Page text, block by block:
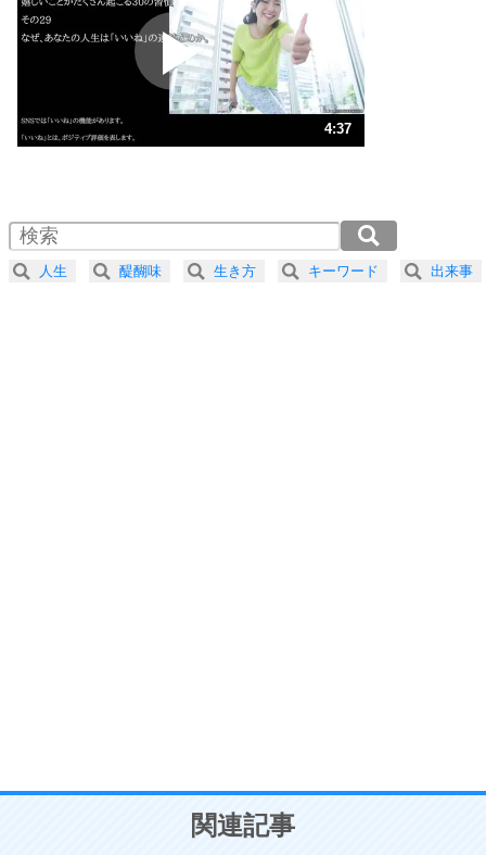
プラス思考
ポジティブになれない原因は、行動しないから。
ポジティブ思考になる30の方法
ストレス対策
人生、なんとかなるもの。
気楽に生きる30の方法
4 器の大きい人は、怒りを優しさで表現する。
プラス思考
ことが大切。
4:37
2.0倍速 （542KB 2分18秒）
2.5倍速 （434KB 1分50秒）
3.0倍速 （362KB 1分32秒）
人生 醍醐味 生き方 キーワード 出来事
関連記事